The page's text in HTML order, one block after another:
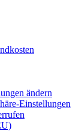
ändern
Einstellungen